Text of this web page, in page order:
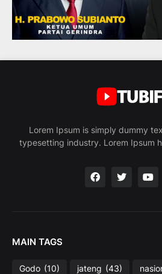
Lorem Ipsum is simply dummy
typesetting industry. Lorem Ipsum
MAIN TAGS
Godo (10) jateng (43)